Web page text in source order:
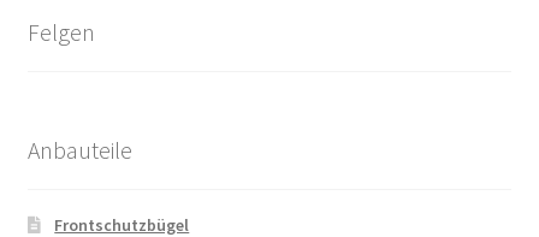
Felgen
Anbauteile
Frontschutzbügel